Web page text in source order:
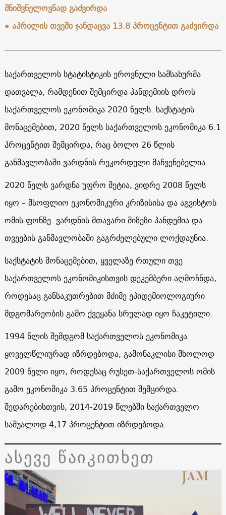
მნიშვნელოვნად გაძვირდა
● აპრილის თვეში ჯანდაცვა 13.8 პროცენტით გაძვირდა
საქართველოს სტატისტიკის ეროვნული სამსახურმა
დათვალა, რამდენით შემცირდა პანდემიის დროს
საქართველოს ეკონომიკა 2020 წელს. საქსტატის
მონაცემებით, 2020 წელს საქართველოს ეკონომიკა 6.1
პროცენტით შემცირდა, რაც ბოლო 26 წლის
განმავლობაში ვარდნის რეკორდული მაჩვენებელია.
2020 წელს ვარდნა უფრო მეტია, ვიდრე 2008 წელს
იყო – მსოფლიო ეკონომიკური კრიზისისა და აგვისტოს
ომის ფონზე. ვარდნის მთავარი მიზეზი პანდემია და
თვეების განმავლობაში გაგრძელებული ლოქდაუნია.
საქსტატის მონაცემებით, ყველაზე რთული თვე
საქართველოს ეკონომიკისთვის დეკემბერი აღმოჩნდა,
როდესაც განსაკუთრებით მძიმე ეპიდემიოლოგიური
მდგომარეობის გამო ქვეყანა სრულად იყო ჩაკეტილი.
1994 წლის შემდგომ საქართველოს ეკონომიკა
ყოველწლიურად იზრდებოდა, გამონაკლისი მხოლოდ
2009 წელი იყო, როდესაც რუსეთ-საქართველოს ომის
გამო ეკონომიკა 3.65 პროცენტით შემცირდა.
შედარებისთვის, 2014-2019 წლებში საქართველო
საშუალოდ 4,17 პროცენტით იზრდებოდა.
ასევე წაიკითხეთ